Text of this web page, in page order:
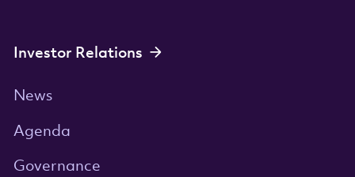
Investor Relations
News
Agenda
Governance